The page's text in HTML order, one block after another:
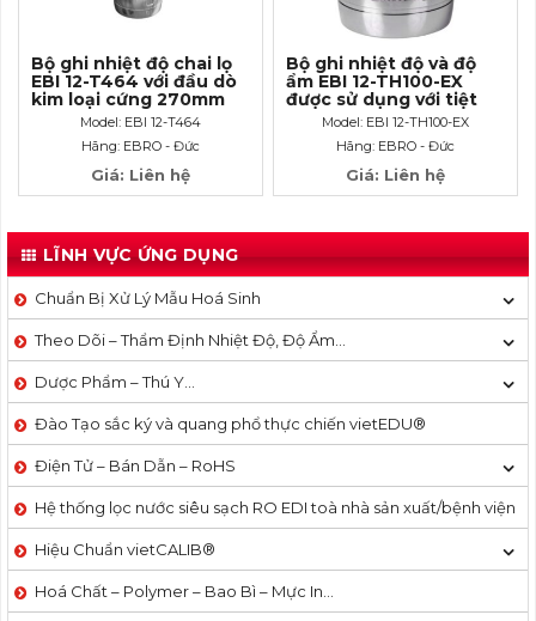
Bộ ghi nhiệt độ chai lọ
EBI 12-T464 với đầu dò
kim loại cứng 270mm
Model: EBI 12-T464
Hãng: EBRO - Đức
Giá: Liên hệ
Bộ ghi nhiệt độ và độ
ẩm EBI 12-TH100-EX
được sử dụng với tiệt
trùng EO
Model: EBI 12-TH100-EX
Hãng: EBRO - Đức
Giá: Liên hệ
LĨNH VỰC ỨNG DỤNG
Chuẩn Bị Xử Lý Mẫu Hoá Sinh
Theo Dõi – Thẩm Định Nhiệt Độ, Độ Ẩm…
Dược Phẩm – Thú Y…
Đào Tạo sắc ký và quang phổ thực chiến vietEDU®
Điện Tử – Bán Dẫn – RoHS
Hệ thống lọc nước siêu sạch RO EDI​​ toà nhà sản xuất/bệnh viện
Hiệu Chuẩn vietCALIB®
Hoá Chất – Polymer – Bao Bì – Mực In…